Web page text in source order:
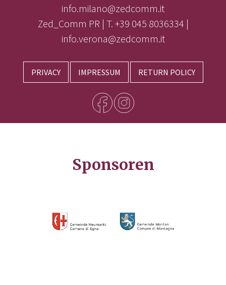
info.milano@zedcomm.it
Zed_Comm PR | T. +39 045 8036334 |
info.verona@zedcomm.it
PRIVACY IMPRESSUM RETURN POLICY
Sponsoren